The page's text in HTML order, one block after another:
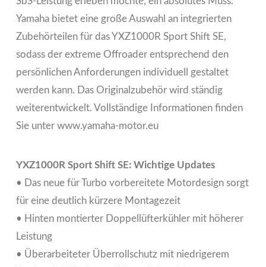
Yamaha bietet eine große Auswahl an integrierten
Zubehörteilen für das YXZ1000R Sport Shift SE,
sodass der extreme Offroader entsprechend den
persönlichen Anforderungen individuell gestaltet
werden kann. Das Originalzubehör wird ständig
weiterentwickelt. Vollständige Informationen finden
Sie unter www.yamaha-motor.eu
YXZ1000R Sport Shift SE: Wichtige Updates
• Das neue für Turbo vorbereitete Motordesign sorgt
für eine deutlich kürzere Montagezeit
• Hinten montierter Doppellüfterkühler mit höherer
Leistung
• Überarbeiteter Überrollschutz mit niedrigerem